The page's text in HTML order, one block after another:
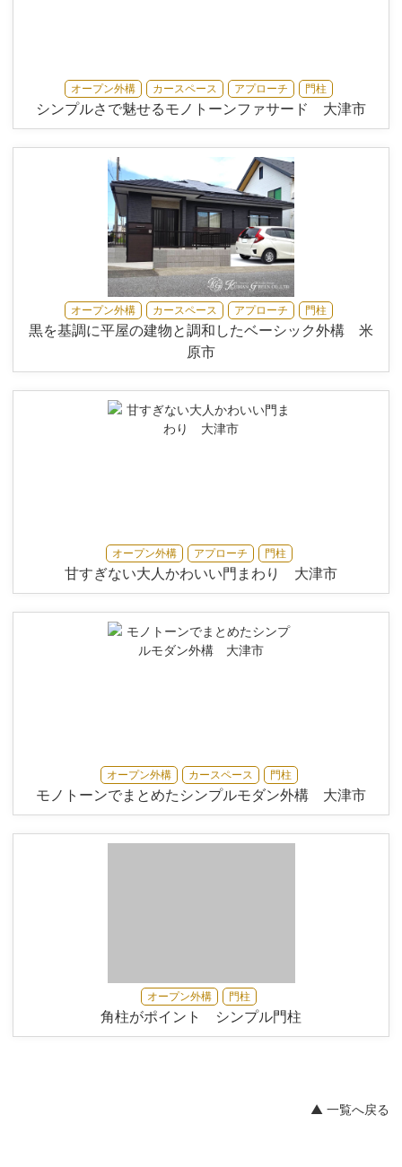
オープン外構 カースペース アプローチ 門柱
シンプルさで魅せるモノトーンファサード 大津市
オープン外構 カースペース アプローチ 門柱
黒を基調に平屋の建物と調和したベーシック外構 米
原市
オープン外構 アプローチ 門柱
甘すぎない大人かわいい門まわり 大津市
オープン外構 カースペース 門柱
モノトーンでまとめたシンプルモダン外構 大津市
オープン外構 門柱
角柱がポイント シンプル門柱
▲ 一覧へ戻る